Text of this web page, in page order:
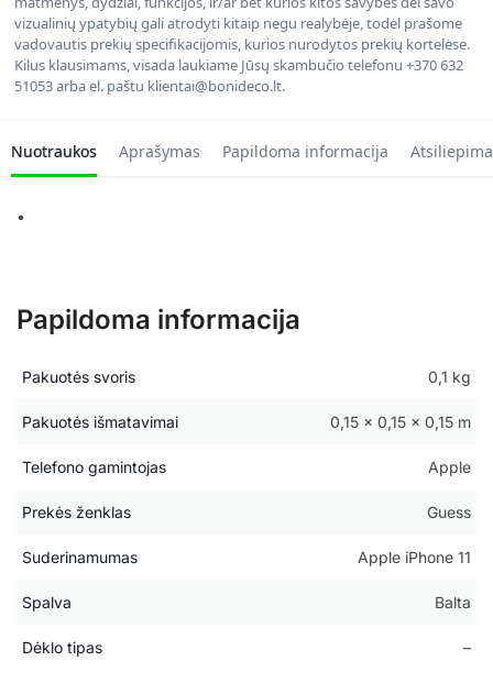
vizualinių ypatybių gali atrodyti kitaip negu realybėje, todėl prašome
vadovautis prekių specifikacijomis, kurios nurodytos prekių kortelėse.
Kilus klausimams, visada laukiame Jūsų skambučio telefonu +370 632
51053 arba el. paštu klientai@bonideco.lt.
Nuotraukos Aprašymas Papildoma informacija
•
Papildoma informacija
Pakuotės svoris 0,1 kg
Pakuotės išmatavimai 0,15 × 0,15 × 0,15 m
Telefono gamintojas Apple
Prekės ženklas Guess
Suderinamumas Apple iPhone 11
Spalva Balta
Dėklo tipas –